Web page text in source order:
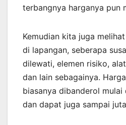
terbangnya harganya pun
Kemudian kita juga
di lapangan, seberapa
dilewati, elemen risiko,
dan lain sebagainya.
biasanya dibanderol mulai
dan dapat juga sampai